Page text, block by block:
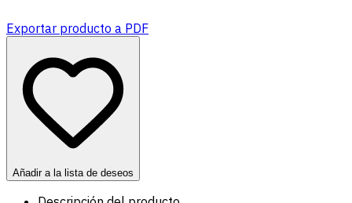
Exportar producto a PDF
Añadir a la lista de deseos